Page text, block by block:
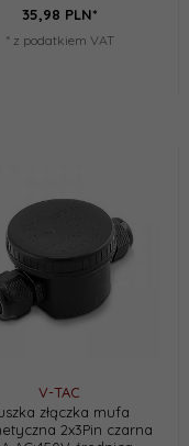
35,98 PLN*
* z podatkiem VAT
V-TAC
złączka mufa
2x3Pin czarna